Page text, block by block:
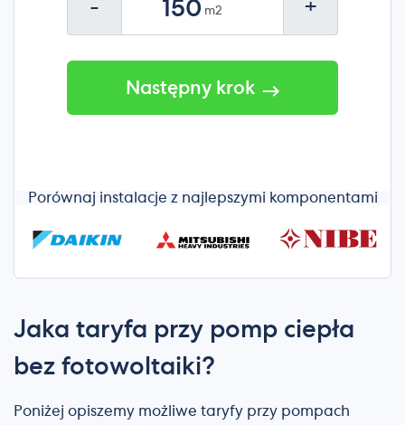
- +
Następny krok
Porównaj instalacje z najlepszymi komponentami
Jaka taryfa przy pomp ciepła
bez fotowoltaiki?
Poniżej opiszemy możliwe taryfy przy pompach